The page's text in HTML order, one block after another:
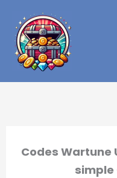
contenu
Codes Wartune
simple